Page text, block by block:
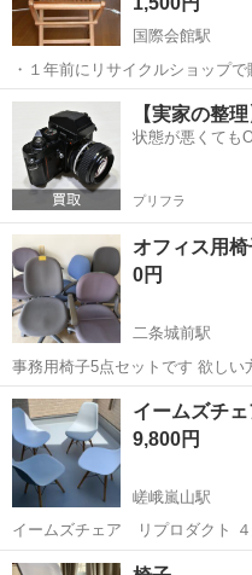
国際会館駅
・１年前にリサイクルショップ
インドネシア製で、日本製に比
はありません。 ・サイズ：巾47cm、奥行61cm、高さ88cm、座面高さ
46cm ・重さ：...
京都 京都市 国際会館駅
【実家の整
状態が悪くても
プリフラ
オフィス用椅
0円
二条城前駅
事務用椅子5点セットです 欲しい
京都 京都市 二条城前駅
イームズチ
9,800円
嵯峨嵐山駅
イームズチェア リプロダクト
京都 京都市 嵯峨嵐山駅